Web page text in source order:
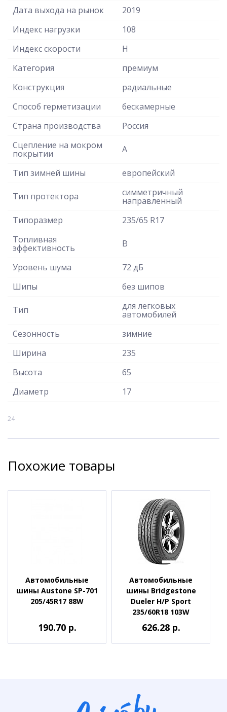
Дата выхода на рынок
2019
Индекс нагрузки
108
Индекс скорости
H
Категория
премиум
Конструкция
радиальные
Способ герметизации
бескамерные
Страна производства
Россия
Сцепление на мокром
покрытии A
Тип зимней шины европейский
Тип протектора симметричный
направленный
Типоразмер
235/65 R17
Топливная
эффективность B
Уровень шума
72 дБ
Шипы
без шипов
Тип для легковых
автомобилей
Сезонность
зимние
Ширина
235
Высота
65
Диаметр
17
24
Похожие товары
Автомобильные
шины Austone SP-701
205/45R17 88W
190.70 р.
Автомобильные
шины Bridgestone
Dueler H/P Sport
235/60R18 103W
626.28 р.